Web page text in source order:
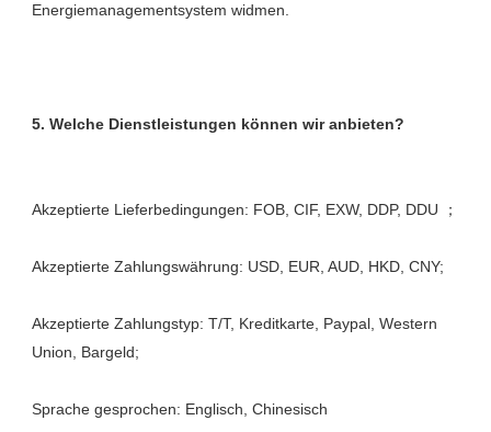
Akzeptierte Zahlungstyp: T/T, Kreditkarte, Paypal, Western